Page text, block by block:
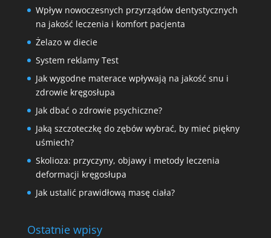
Wpływ nowoczesnych przyrządów dentystycznych
na jakość leczenia i komfort pacjenta
Żelazo w diecie
System reklamy Test
Jak wygodne materace wpływają na jakość snu i
zdrowie kręgosłupa
Jak dbać o zdrowie psychiczne?
Jaką szczoteczkę do zębów wybrać, by mieć piękny
uśmiech?
Skolioza: przyczyny, objawy i metody leczenia
deformacji kręgosłupa
Jak ustalić prawidłową masę ciała?
Ostatnie wpisy